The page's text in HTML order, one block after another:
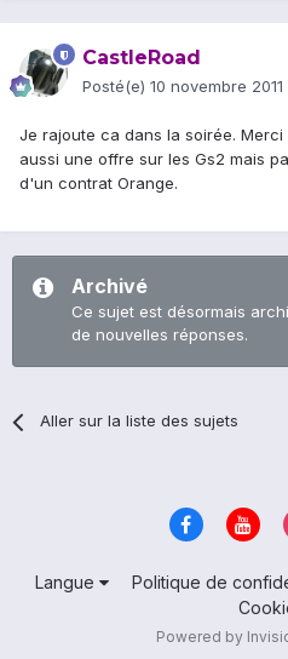
CastleRoad
Posté(e) 10 novembre 2011
Je rajoute ca dans la soirée.
aussi une offre sur les Gs2 mais
d'un contrat Orange.
Archivé
Ce sujet est désormais
de nouvelles réponses.
Aller sur la liste des sujets
Langue Politique de
Powered by